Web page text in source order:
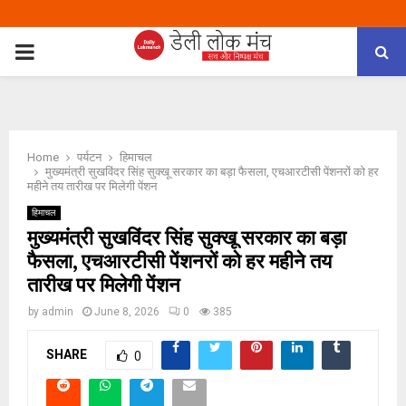
PRIMARY
Home पर्यटन
हिमाचल
मुख्यमंत्री सुखविंदर सिंह सुक्खू सरकार का बड़ा फैसला, एचआरटीसी पेंशनरों को हर
महीने तय तारीख पर मिलेगी पेंशन
हिमाचल
मुख्यमंत्री सुखविंदर सिंह सुक्खू सरकार का बड़ा
फैसला, एचआरटीसी पेंशनरों को हर महीने तय
तारीख पर मिलेगी पेंशन
by admin June 8, 2026 0 385
SHARE 0